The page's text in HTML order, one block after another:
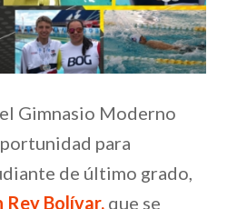
Gimnasio Moderno
para
de último grado,
Bolívar,que se